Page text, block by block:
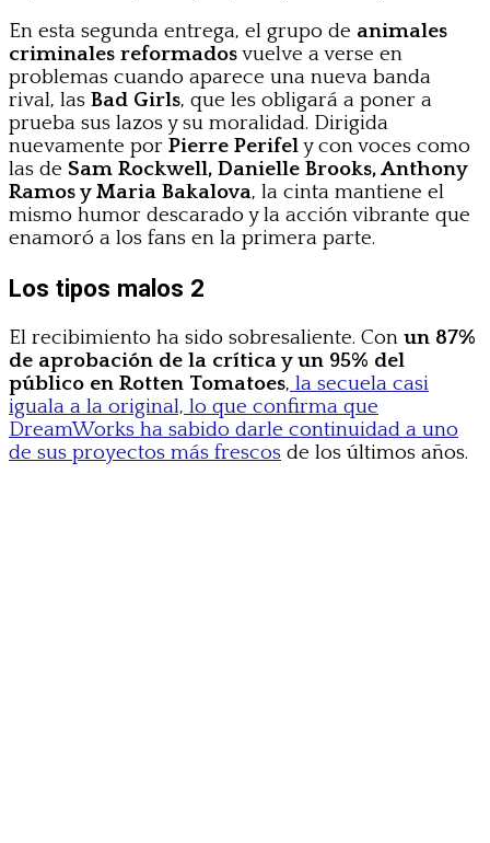
En esta segunda entrega, el grupo de animales
criminales reformadosvuelve a verse en
problemas cuando aparece una nueva banda
rival, las Bad Girls, que les obligará a poner a
prueba sus lazos y su moralidad. Dirigida
nuevamente por Pierre Perifely con voces como
las de Sam Rockwell, Danielle Brooks, Anthony
Ramos y Maria Bakalova, la cinta mantiene el
mismo humor descarado y la acción vibrante que
enamoró a los fans en la primera parte.
Los tipos malos 2
El recibimiento ha sido sobresaliente. Con un 87%
de aprobación de la crítica y un 95% del
público en Rotten Tomatoes, la secuela casi
iguala a la original, lo que confirma que
DreamWorks ha sabido darle continuidad a uno
de sus proyectos más frescos de los últimos años.